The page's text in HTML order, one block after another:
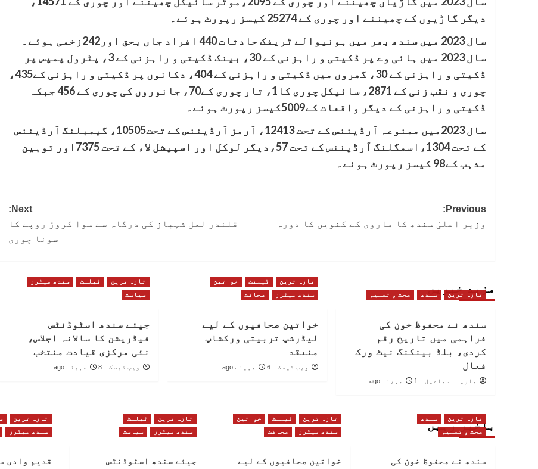
دیگر گاڑیوں کے چھیننے اور چوری کے 25274 کیسز رپورٹ ہوئے۔
سال 2023 میں سندھ بھر میں ہونیوالے ٹریفک حادثات 440 افراد جاں بحق اور242زخمی ہوئے۔
سال 2023 میں ہائی وے پر ڈکیتی و راہزنی کے 30، بینک ڈکیتی و راہزنی کے 3، پٹرول پمپس پر
ڈکیتی و راہزنی کے 30، گھروں میں ڈکیتی و راہزنی کے 404، دکانوں پر ڈکیتی و راہزنی کے435،
چوری و نقب زنی کے 2871، سائیکل چوری کا1، تار چوری کے70، جانوروں کی چوری کے 456 جبکہ
ڈکیتی و راہزنی کے دیگر واقعات کے5009کیسز رپورٹ ہوئے۔
سال 2023میں ممنوعہ آرڈیننس کے تحت 12413، آرمز آرڈیننس کے تحت10505، گیمبلنگ آرڈیننس
کے تحت 1304،اسمگلنگ آرڈیننس کے تحت 57،دیگر لوکل اور اسپیشل لاء کے تحت 7375اور توہین
مذہب کے98 کیسز رپورٹ ہوئے۔
Post
navigation
Previous:
وزیر اعلیٰ سندھ کا ماروی کے کنویں کا دورہ
Next:
قلندر لعل شہباز کی درگاہ سے سوا کروڑ روپے کا
سونا چوری
مزید خبریں
تازہ ترین سندھ صحت و تعلیم
سندھ نے محفوظ خون کی
فراہمی میں تاریخ رقم
کردی، بلڈ بینکنگ نیٹ ورک
فعال
ماریہ اسماعیل 1 مہینہ ago
تازہ ترین ٹیلنٹ
خواتین
سندھ میٹرز
صحافت
خواتین صحافیوں کے لیے
لیڈرشپ تربیتی ورکشاپ
منعقد
ویب ڈیسک 6 مہینے ago
تازہ ترین ٹیلنٹ
سندھ میٹرز
سیاست
جیئے سندھ اسٹوڈنٹس
فیڈریشن کا سالانہ اجلاس،
نئی مرکزی قیادت منتخب
ویب ڈیسک 8 مہینے ago
باخبر رہیں
تازہ ترین
سندھ
صحت و تعلیم
سندھ نے محفوظ خون کی
تازہ ترین ٹیلنٹ
خواتین
سندھ میٹرز
صحافت
خواتین صحافیوں کے لیے
تازہ ترین
ٹیلنٹ
سندھ میٹرز
سیاست
جیئے سندھ اسٹوڈنٹس
تازہ ترین
سندھ میٹرز
قدیم وادی